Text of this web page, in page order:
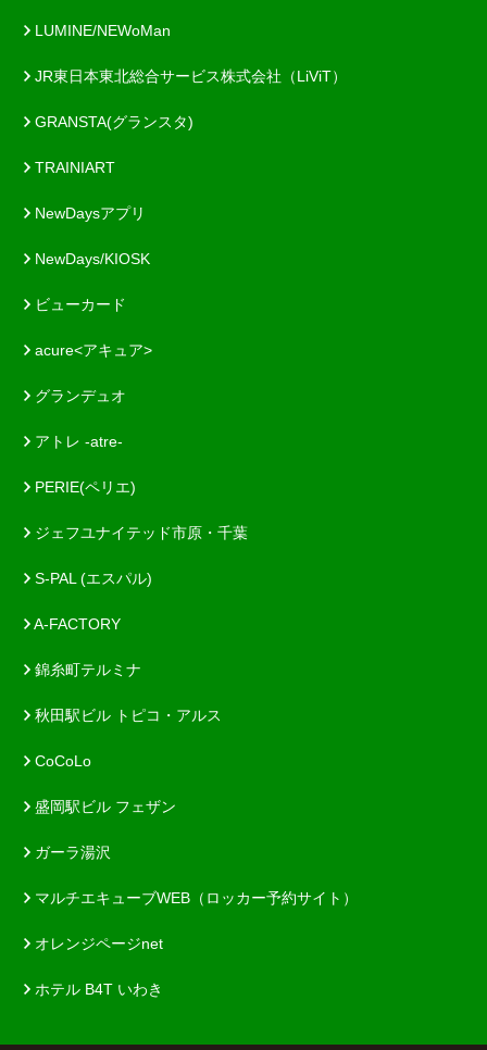
LUMINE/NEWoMan
JR東日本東北総合サービス株式会社（LiViT）
GRANSTA(グランスタ)
TRAINIART
NewDaysアプリ
NewDays/KIOSK
ビューカード
acure<アキュア>
グランデュオ
アトレ -atre-
PERIE(ペリエ)
ジェフユナイテッド市原・千葉
S-PAL (エスパル)
A-FACTORY
錦糸町テルミナ
秋田駅ビル トピコ・アルス
CoCoLo
盛岡駅ビル フェザン
ガーラ湯沢
マルチエキューブWEB（ロッカー予約サイト）
オレンジページnet
ホテル B4T いわき